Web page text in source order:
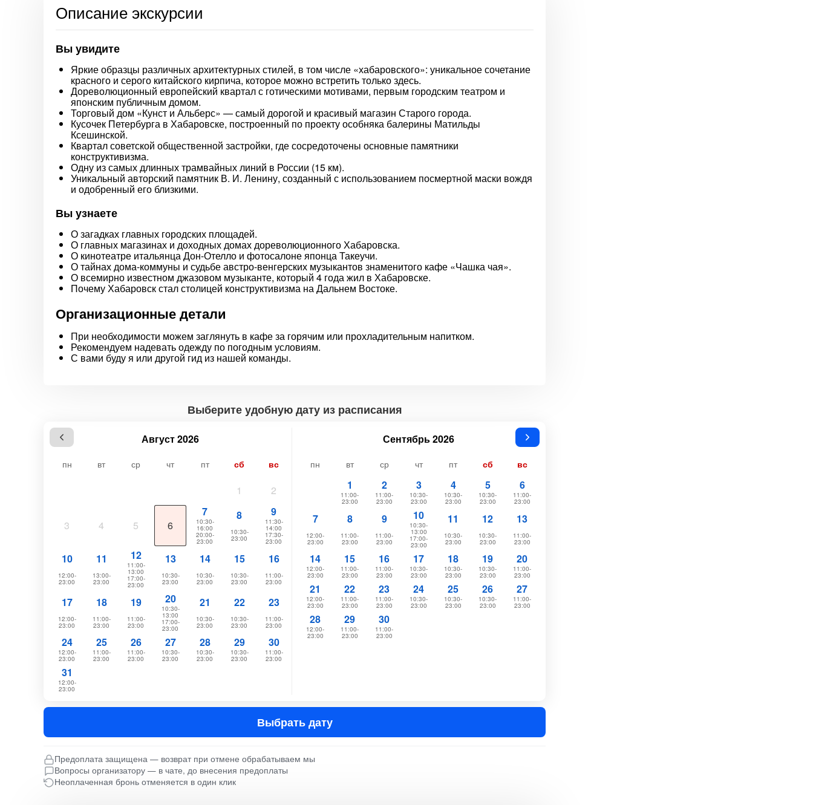
Описание экскурсии
Вы увидите
Яркие образцы различных архитектурных стилей, в том числе «хабаровского»: уникальное сочетание
красного и серого китайского кирпича, которое можно встретить только здесь.
Дореволюционный европейский квартал с готическими мотивами, первым городским театром и
японским публичным домом.
Торговый дом «Кунст и Альберс» — самый дорогой и красивый магазин Старого города.
Кусочек Петербурга в Хабаровске, построенный по проекту особняка балерины Матильды
Ксешинской.
Квартал советской общественной застройки, где сосредоточены основные памятники
конструктивизма.
Одну из самых длинных трамвайных линий в России (15 км).
Уникальный авторский памятник В. И. Ленину, созданный с использованием посмертной маски вождя
и одобренный его близкими.
Вы узнаете
О загадках главных городских площадей.
О главных магазинах и доходных домах дореволюционного Хабаровска.
О кинотеатре итальянца Дон-Отелло и фотосалоне японца Такеучи.
О тайнах дома-коммуны и судьбе австро-венгерских музыкантов знаменитого кафе «Чашка чая».
О всемирно известном джазовом музыканте, который 4 года жил в Хабаровске.
Почему Хабаровск стал столицей конструктивизма на Дальнем Востоке.
Организационные детали
При необходимости можем заглянуть в кафе за горячим или прохладительным напитком.
Рекомендуем надевать одежду по погодным условиям.
С вами буду я или другой гид из нашей команды.
Выберите удобную дату из расписания
Август 2026
пн вт ср чт пт сб вс
1 2
3 4 5 6
7
10:30-
16:00
20:00-
23:00
8
10:30-
23:00
9
11:30-
14:00
17:30-
23:00
10
12:00-
23:00
11
13:00-
23:00
12
11:00-
13:00
17:00-
23:00
13
10:30-
23:00
14
10:30-
23:00
15
10:30-
23:00
16
11:00-
23:00
17
12:00-
23:00
18
11:00-
23:00
19
11:00-
23:00
20
10:30-
13:00
17:00-
23:00
21
10:30-
23:00
22
10:30-
23:00
23
11:00-
23:00
24
12:00-
23:00
25
11:00-
23:00
26
11:00-
23:00
27
10:30-
23:00
28
10:30-
23:00
29
10:30-
23:00
30
11:00-
23:00
31
12:00-
23:00
Сентябрь 2026
пн вт ср чт пт сб вс
1
11:00-
23:00
2
11:00-
23:00
3
10:30-
23:00
4
10:30-
23:00
5
10:30-
23:00
6
11:00-
23:00
7
12:00-
23:00
8
11:00-
23:00
9
11:00-
23:00
10
10:30-
13:00
17:00-
23:00
11
10:30-
23:00
12
10:30-
23:00
13
11:00-
23:00
14
12:00-
23:00
15
11:00-
23:00
16
11:00-
23:00
17
10:30-
23:00
18
10:30-
23:00
19
10:30-
23:00
20
11:00-
23:00
21
12:00-
23:00
22
11:00-
23:00
23
11:00-
23:00
24
10:30-
23:00
25
10:30-
23:00
26
10:30-
23:00
27
11:00-
23:00
28
12:00-
23:00
29
11:00-
23:00
30
11:00-
23:00
Выбрать дату
Предоплата защищена — возврат при отмене обрабатываем мы
Вопросы организатору — в чате, до внесения предоплаты
Неоплаченная бронь отменяется в один клик